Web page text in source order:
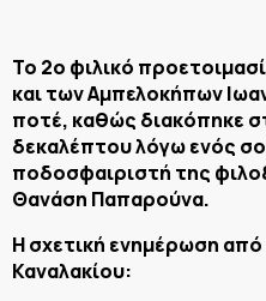
Το 2ο φιλικό
και των Αμπελοκήπων
ποτέ, καθώς διακόπηκε
δεκαλέπτου λόγω ενός
ποδοσφαιριστή της
Θανάση Παπαρούνα.
Η σχετική ενημέρωση
Καναλακίου: